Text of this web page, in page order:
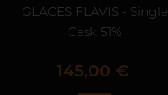
GLACES FLAVIS - Single
Cask 51%
Prix
145,00 €